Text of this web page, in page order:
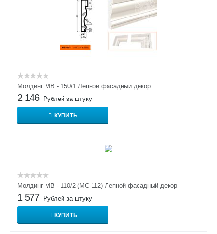
Молдинг МВ - 150/1 Лепной фасадный декор
2 146 Рублей за штуку
КУПИТЬ
Молдинг МВ - 110/2 (МС-112) Лепной фасадный декор
1 577 Рублей за штуку
КУПИТЬ